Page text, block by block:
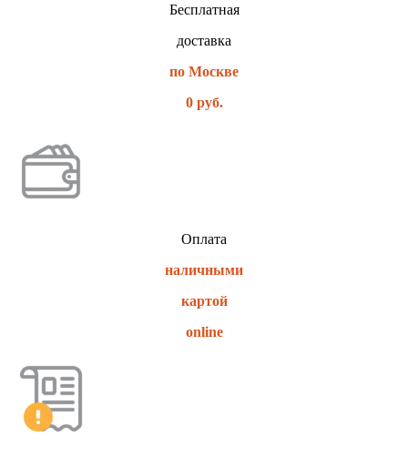
Бесплатная
доставка
по Москве
0 руб.
Оплата
наличными
картой
online